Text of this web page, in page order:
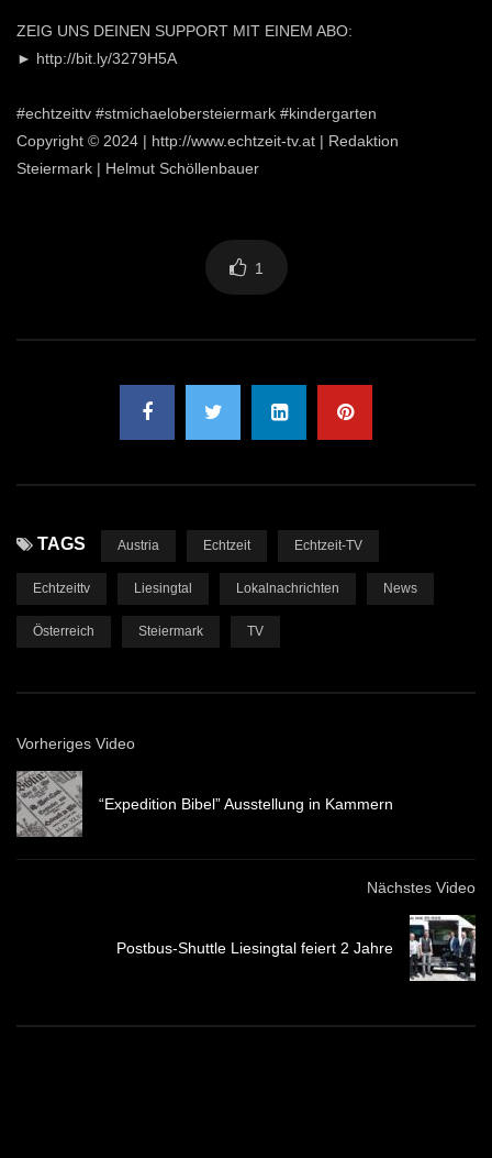
ZEIG UNS DEINEN SUPPORT MIT EINEM ABO:
► http://bit.ly/3279H5A
#echtzeittv #stmichaelobersteiermark #kindergarten
Copyright © 2024 | http://www.echtzeit-tv.at | Redaktion
Steiermark | Helmut Schöllenbauer
1
TAGS Austria Echtzeit Echtzeit-TV
Echtzeittv Liesingtal Lokalnachrichten News
Österreich Steiermark TV
Vorheriges Video
“Expedition Bibel” Ausstellung in Kammern
Nächstes Video
Postbus-Shuttle Liesingtal feiert 2 Jahre